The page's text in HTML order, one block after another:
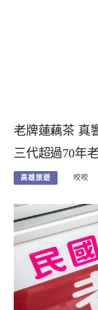
老牌蓮藕茶 真
三代超過70年
高雄旅遊 咬咬